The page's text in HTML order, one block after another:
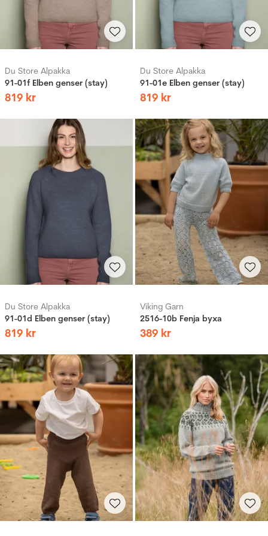
Du Store Alpakka
91-01f Elben genser (stay)
819 kr
Du Store Alpakka
91-01e Elben genser (stay)
819 kr
Du Store Alpakka
91-01d Elben genser (stay)
819 kr
Viking Garn
2516-10b Fenja byxa
389 kr